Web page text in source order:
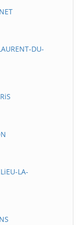
DU-
LA-